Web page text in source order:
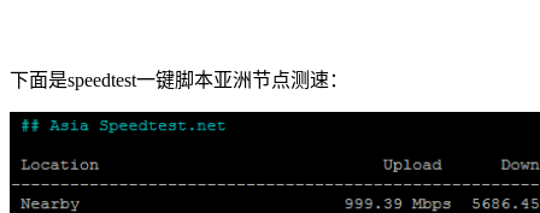
下面是speedtest一键脚本亚洲节点测速：